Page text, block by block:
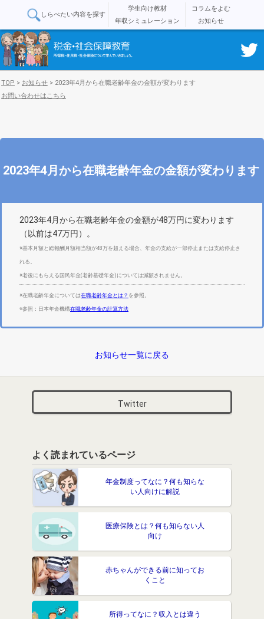
しらべたい内容を探す
学生向け教材
コラムをよむ
年収シミュレーション
お知らせ
TOP > お知らせ > 2023年4月から在職老齢年金の金額が変わります
お問い合わせはこちら
2023年4月から在職老齢年金の金額が変わります
2023年4月から在職老齢年金の金額が48万円に変わります
（以前は47万円）。
※基本月額と総報酬月額相当額が48万を超える場合、年金の支給が一部停止または支給停止さ
れる。
※老後にもらえる国民年金(老齢基礎年金)については減額されません。
※在職老齢年金については在職老齢年金とは？ を参照。
※参照：日本年金機構在職老齢年金の計算方法
お知らせ一覧に戻る
Twitter
よく読まれているページ
年金制度ってなに？何も知らな
い人向けに解説
医療保険とは？何も知らない人
向け
赤ちゃんができる前に知ってお
くこと
所得ってなに？収入とは違う